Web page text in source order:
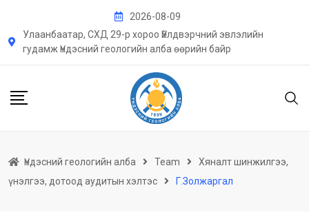
content
2026-08-09
Улаанбаатар, СХД 29-р хороо Үйлдвэрчний эвлэлийн
гудамж Үндэсний геологийн алба өөрийн байр
Үндэсний геологийн алба Team
Хяналт шинжилгээ,
үнэлгээ, дотоод аудитын хэлтэс
Г.Золжаргал